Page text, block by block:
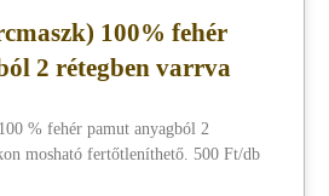
100% fehér
2 rétegben varrva
% fehér pamut anyagból 2
mosható fertőtleníthető. 500 Ft/db